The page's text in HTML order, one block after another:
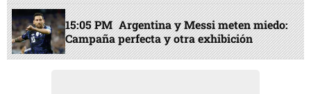
15:05 PM Argentina y Messi meten miedo:
Campaña perfecta y otra exhibición